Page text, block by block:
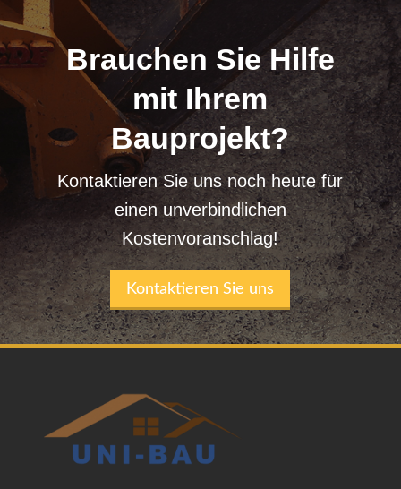
Brauchen Sie Hilfe
mit Ihrem
Bauprojekt?
Kontaktieren Sie uns noch heute für
einen unverbindlichen
Kostenvoranschlag!
Kontaktieren Sie uns